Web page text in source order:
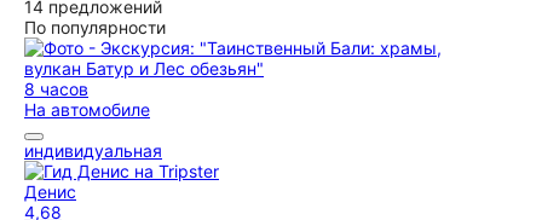
14 предложений
По популярности
8 часов
На автомобиле
индивидуальная
Денис
4,68